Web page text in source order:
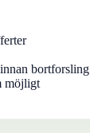
bortforsling
möjligt